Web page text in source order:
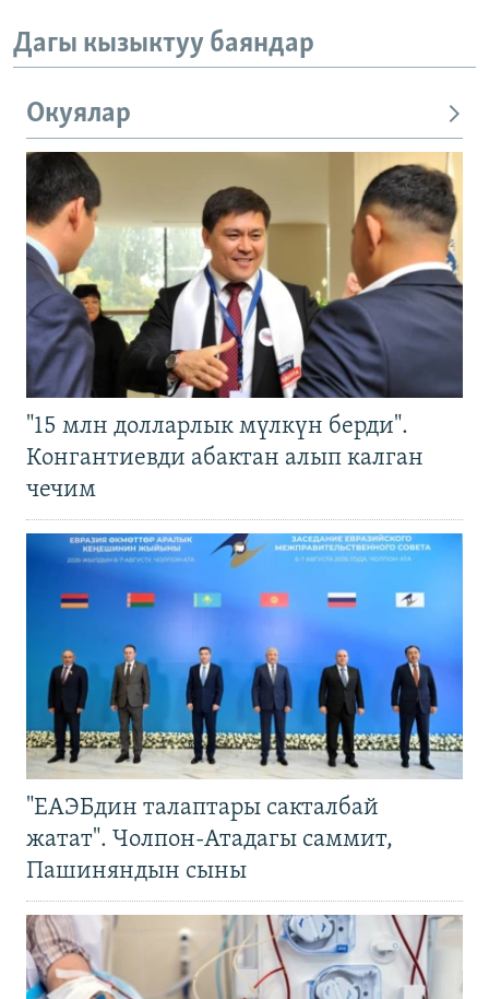
Дагы кызыктуу баяндар
Окуялар
"15 млн долларлык мүлкүн берди".
Конгантиевди абактан алып калган
чечим
"ЕАЭБдин талаптары сакталбай
жатат". Чолпон-Атадагы саммит,
Пашиняндын сыны